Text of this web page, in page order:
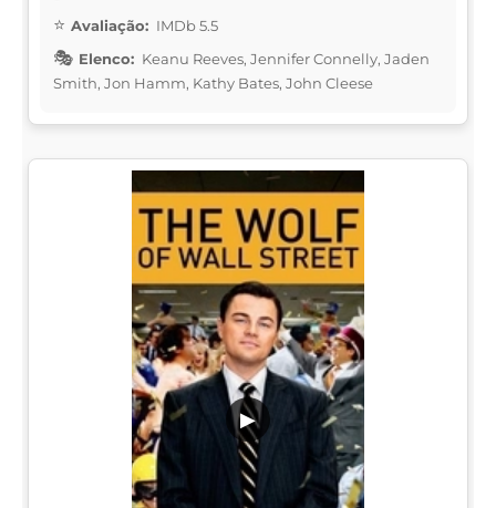
Avaliação: IMDb 5.5
Elenco: Keanu Reeves, Jennifer Connelly, Jaden
Smith, Jon Hamm, Kathy Bates, John Cleese
▶